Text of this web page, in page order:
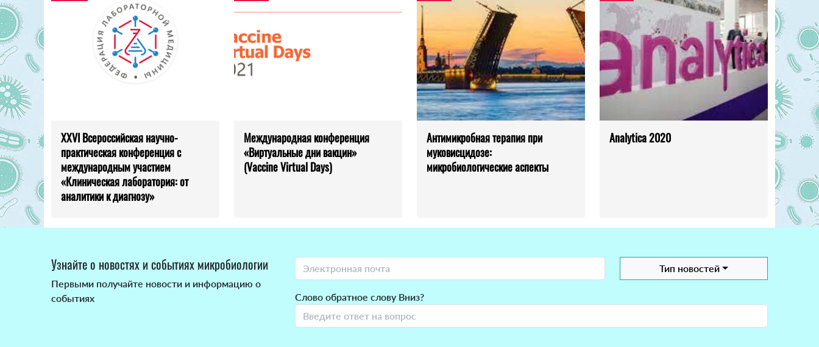
XXVI Всероссийская научно-
практическая конференция с
международным участием
«Клиническая лаборатория: от
аналитики к диагнозу»
Международная конференция
«Виртуальные дни вакцин»
(Vaccine Virtual Days)
Антимикробная терапия при
муковисцидозе:
микробиологические аспекты
Analytica 2020
Узнайте о новостях и событиях микробиологии
Первыми получайте новости и информацию о
событиях
Тип новостей
Слово обратное слову Вниз?